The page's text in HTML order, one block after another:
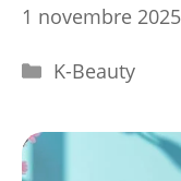
1 novembre 2025
Catégories
K-Beauty